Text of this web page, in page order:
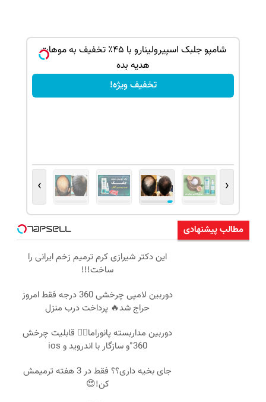
شامپو جلبک اسپیرولینارو با ۴۵٪ تخفیف به موهات
هدیه بده
تخفیف ویژه!
‹
›
مطالب پیشنهادی
این دکتر شیرازی کرم ترمیم زخم ایرانی را
ساخت!!!
دوربین لامپی چرخشی 360 درجه فقط امروز
حراج شد🔥 پرداخت درب منزل
دوربین مداربسته پانوراما👈🏻 قابلیت چرخش
360°و سازگار با اندروید و ios
جای بخیه داری؟؟ فقط در 3 هفته ترمیمش
کن!😍